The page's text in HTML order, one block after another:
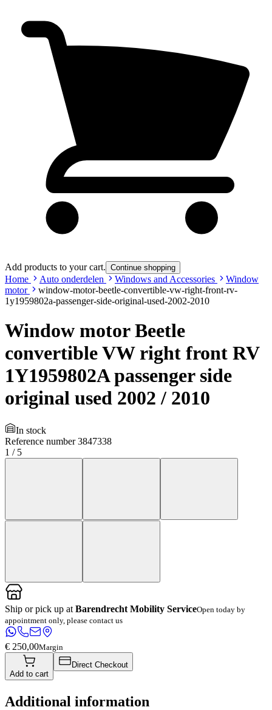
Add products to your cart. Continue shopping
Home Auto onderdelen Windows and Accessories
Window
motor
window-motor-beetle-convertible-vw-right-front-rv-
1y1959802a-passenger-side-original-used-2002-2010
Window motor Beetle
convertible VW right front RV
1Y1959802A passenger side
original used 2002 / 2010
In stock
Reference number 3847338
1 / 5
Ship or pick up at Barendrecht Mobility ServiceOpen today by
appointment only, please contact us
€ 250,00Margin
Add to cart
Direct Checkout
Additional information